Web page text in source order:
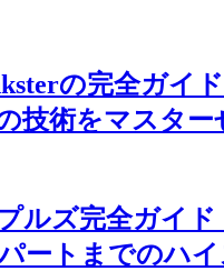
の完全ガイ
技術をマスター
ルズ完全ガイド
ートまでのハ